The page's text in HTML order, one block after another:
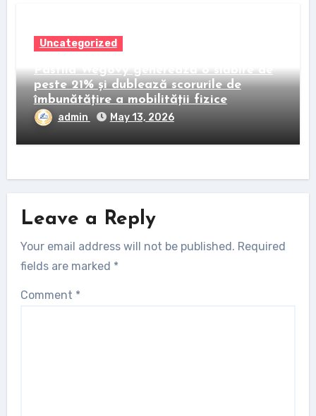
Uncategorized
Pastila Wegovy generează o slăbire de
peste 21% și dublează scorurile de
îmbunătățire a mobilității fizice
admin May 13, 2026
Leave a Reply
Your email address will not be published. Required
fields are marked *
Comment *